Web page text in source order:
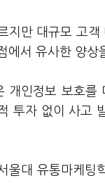
지만 대규모 고
에서 유사한 양상
개인정보 보호를
투자 없이 사고
울대 유통마케팅